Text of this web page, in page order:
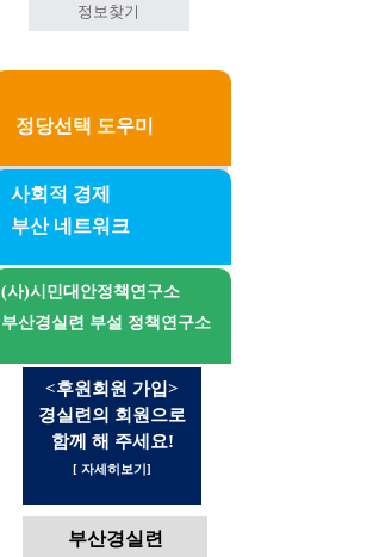
정보찾기
정당선택 도우미
사회적 경제
부산 네트워크
(사)시민대안정책연구소
부산경실련 부설 정책연구소
<후원회원 가입>
경실련의 회원으로
함께 해 주세요!
[ 자세히보기]
부산경실련